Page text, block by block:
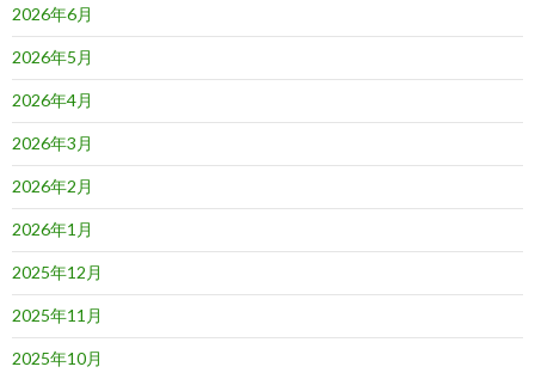
2026年6月
2026年5月
2026年4月
2026年3月
2026年2月
2026年1月
2025年12月
2025年11月
2025年10月